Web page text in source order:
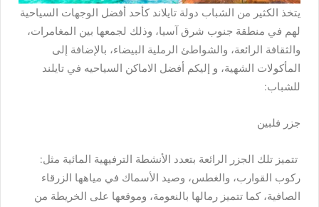
يتخذ الكثير من الشباب دولة تايلاند كأحد أفضل الوجهات السياحية
لهم في منطقة جنوب شرق آسيا، وذلك لجمعها بين المغامرات،
والثقافة الرائعة، والشواطئ الرملية البيضاء، بالإضافة إلى
المأكولات الشهية، و إليكم أفضل الاماكن السياحيه في تايلند
للشباب:
جزر فلبين
تتميز تلك الجزر الرائعة بتعدد الأنشطة الترفيهية المائية مثل:
ركوب القوارب، والغطس، وصيد الأسماك في مياهها الزرقاء
الصافية، كما تتميز رمالها بالنعومة، وموقعها على الخريطة من